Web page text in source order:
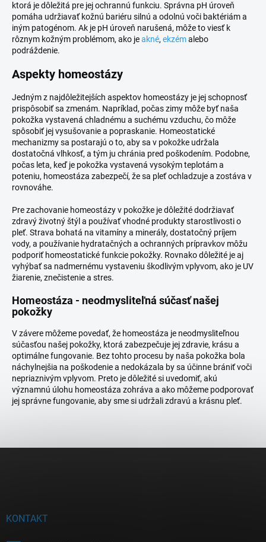
ktorá je dôležitá pre jej ochrannú funkciu. Správna pH úroveň
pomáha udržiavať kožnú bariéru silnú a odolnú voči baktériám a
iným patogénom. Ak je pH úroveň narušená, môže to viesť k
rôznym kožným problémom, ako jeakné, ekzémalebo
podráždenie.
Aspekty homeostázy
Jedným z najdôležitejších aspektov homeostázy je jej schopnosť
prispôsobiť sa zmenám. Napríklad, počas zimy môže byť naša
pokožka vystavená chladnému a suchému vzduchu, čo môže
spôsobiť jej vysušovanie a popraskanie. Homeostatické
mechanizmy sa postarajú o to, aby sa v pokožke udržala
dostatočná vlhkosť, a tým ju chránia pred poškodením. Podobne,
počas leta, keď je pokožka vystavená vysokým teplotám a
poteniu, homeostáza zabezpečí, že sa pleť ochladzuje a zostáva v
rovnováhe.
Pre zachovanie homeostázy v pokožke je dôležité dodržiavať
zdravý životný štýl a používať vhodné produkty starostlivosti o
pleť. Strava bohatá na vitamíny a minerály, dostatočný príjem
vody, a používanie hydratačných a ochranných prípravkov môžu
podporiť homeostatické funkcie pokožky. Rovnako dôležité je aj
vyhýbať sa nadmernému vystaveniu škodlivým vplyvom, ako je UV
žiarenie, znečistenie a stres.
Homeostáza - neodmysliteľná súčasť našej
pokožky
V závere môžeme povedať, že homeostáza je neodmysliteľnou
súčasťou našej pokožky, ktorá zabezpečuje jej zdravie, krásu a
optimálne fungovanie. Bez tohto procesu by naša pokožka bola
náchylnejšia na poškodenie a nedokázala by sa účinne brániť voči
nepriaznivým vplyvom. Preto je dôležité si uvedomiť, akú
významnú úlohu homeostáza zohráva a ako môžeme podporovať
jej správne fungovanie, aby sme si udržali zdravú a krásnu pleť.
KONTAKT